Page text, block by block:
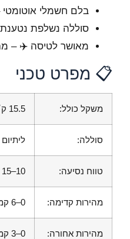
בלם חשמלי
סוללה נשלפת נטענת –
מאושר לטיסה ✈️ –
📋 מפרט טכני
משקל כולל: 15.5 ק״ג (כולל סוללה)
סוללה: ליתיום 24V 10Ah
טווח נסיעה: 10–15 ק״מ
מהירות קדימה: 0–6 קמ"ש
מהירות אחורה: 0–3 קמ"ש